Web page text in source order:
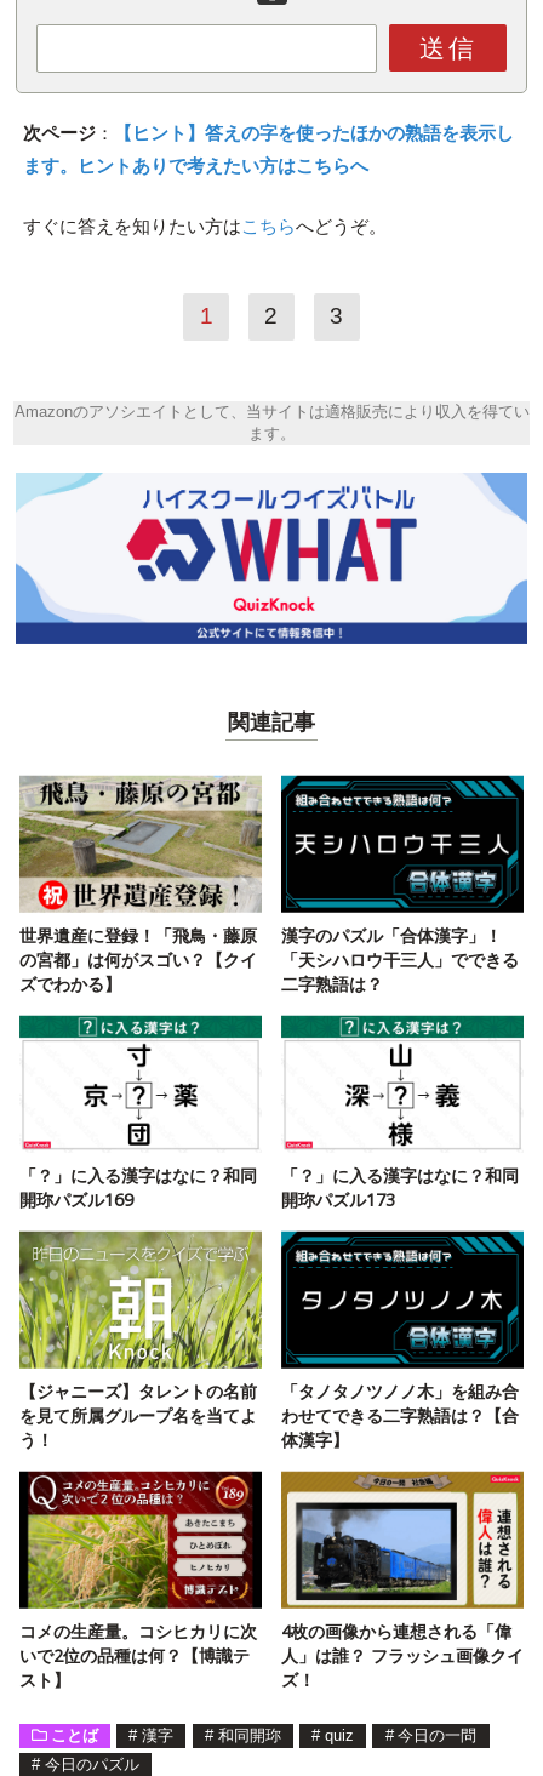
送信
次ページ：
【ヒント】答えの字を使ったほかの熟語を表示し
ます。ヒントありで考えたい方はこちらへ
すぐに答えを知りたい方はこちらへどうぞ。
1 2 3
Amazonのアソシエイトとして、当サイトは適格販売により収入を得てい
ます。
関連記事
世界遺産に登録！「飛鳥・藤原
の宮都」は何がスゴい？【クイ
ズでわかる】
漢字のパズル「合体漢字」！
「天シハロウ干三人」でできる
二字熟語は？
「？」に入る漢字はなに？和同
開珎パズル169
「？」に入る漢字はなに？和同
開珎パズル173
【ジャニーズ】タレントの名前
を見て所属グループ名を当てよ
う！
「タノタノツノノ木」を組み合
わせてできる二字熟語は？【合
体漢字】
コメの生産量。コシヒカリに次
いで2位の品種は何？【博識テ
スト】
4枚の画像から連想される「偉
人」は誰？ フラッシュ画像クイ
ズ！
ことば # 漢字 # 和同開珎 # quiz # 今日の一問
# 今日のパズル